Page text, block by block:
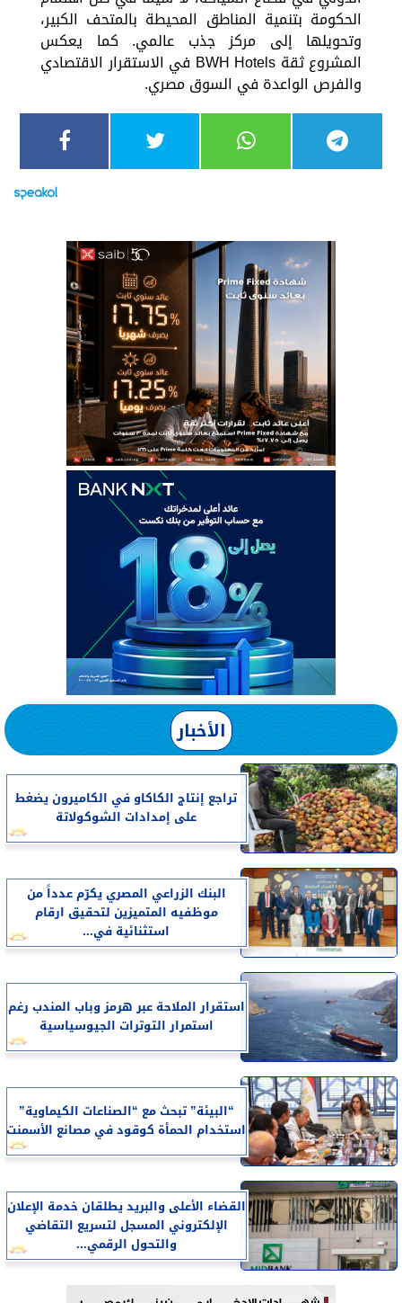
الحكومة بتنمية المناطق المحيطة بالمتحف الكبير،
وتحويلها إلى مركز جذب عالمي. كما يعكس
المشروع ثقة BWH Hotels في الاستقرار الاقتصادي
والفرص الواعدة في السوق مصري.
الأخبار
تراجع إنتاج الكاكاو في الكاميرون يضغط
على إمدادات الشوكولاتة
البنك الزراعي المصري يكرّم عدداً من
موظفيه المتميزين لتحقيق ارقام
استثنائية في...
استقرار الملاحة عبر هرمز وباب المندب رغم
استمرار التوترات الجيوسياسية
“البيئة” تبحث مع “الصناعات الكيماوية”
استخدام الحمأة كوقود في مصانع الأسمنت
القضاء الأعلى والبريد يطلقان خدمة الإعلان
الإلكتروني المسجل لتسريع التقاضي
والتحول الرقمي...